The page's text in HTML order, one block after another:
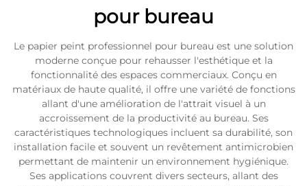
pour bureau
Le papier peint professionnel pour bureau est une solution
moderne conçue pour rehausser l'esthétique et la
fonctionnalité des espaces commerciaux. Conçu en
matériaux de haute qualité, il offre une variété de fonctions
allant d'une amélioration de l'attrait visuel à un
accroissement de la productivité au bureau. Ses
caractéristiques technologiques incluent sa durabilité, son
installation facile et souvent un revêtement antimicrobien
permettant de maintenir un environnement hygiénique.
Ses applications couvrent divers secteurs, allant des